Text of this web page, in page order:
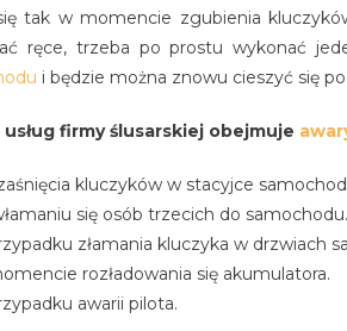
tak w momencie zgubienia
ręce, trzeba po prostu wykonać
i będzie można znowu cieszyć się
firmy ślusarskiej obejmuje
kluczyków w stacyjce
się osób trzecich do samochodu.
złamania kluczyka w drzwiach
rozładowania się akumulatora.
awarii pilota.